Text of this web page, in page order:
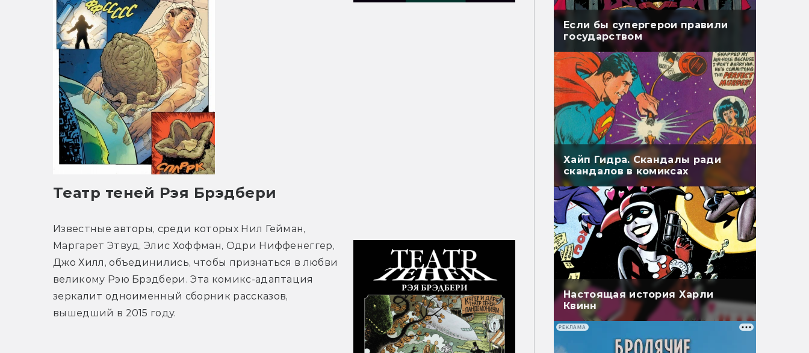
Театр теней Рэя Брэдбери
Известные авторы, среди которых Нил Гейман,
Маргарет Этвуд, Элис Хоффман, Одри Ниффенеггер,
Джо Хилл, объединились, чтобы признаться в любви
великому Рэю Брэдбери. Эта комикс-адаптация
зеркалит одноименный сборник рассказов,
вышедший в 2015 году.
Если бы супергерои правили
государством
Хайп Гидра. Скандалы ради
скандалов в комиксах
Настоящая история Харли
Квинн
РЕКЛАМА